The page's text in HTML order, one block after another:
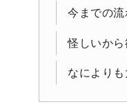
今までの
怪しいか
なによりも